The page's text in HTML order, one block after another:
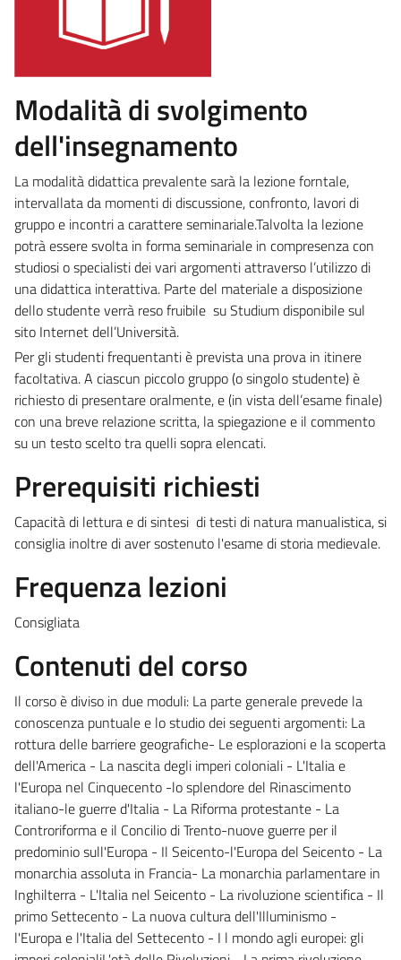
Modalità di svolgimento
dell'insegnamento
La modalità didattica prevalente sarà la lezione forntale,
intervallata da momenti di discussione, confronto, lavori di
gruppo e incontri a carattere seminariale.Talvolta la lezione
potrà essere svolta in forma seminariale in compresenza con
studiosi o specialisti dei vari argomenti attraverso l’utilizzo di
una didattica interattiva. Parte del materiale a disposizione
dello studente verrà reso fruibile su Studium disponibile sul
sito Internet dell’Università.
Per gli studenti frequentanti è prevista una prova in itinere
facoltativa. A ciascun piccolo gruppo (o singolo studente) è
richiesto di presentare oralmente, e (in vista dell’esame finale)
con una breve relazione scritta, la spiegazione e il commento
su un testo scelto tra quelli sopra elencati.
Prerequisiti richiesti
Capacità di lettura e di sintesi di testi di natura manualistica, si
consiglia inoltre di aver sostenuto l'esame di storia medievale.
Frequenza lezioni
Consigliata
Contenuti del corso
Il corso è diviso in due moduli: La parte generale prevede la
conoscenza puntuale e lo studio dei seguenti argomenti: La
rottura delle barriere geografiche- Le esplorazioni e la scoperta
dell'America - La nascita degli imperi coloniali - L'Italia e
l'Europa nel Cinquecento -lo splendore del Rinascimento
italiano-le guerre d'Italia - La Riforma protestante - La
Controriforma e il Concilio di Trento-nuove guerre per il
predominio sull'Europa - Il Seicento-l'Europa del Seicento - La
monarchia assoluta in Francia- La monarchia parlamentare in
Inghilterra - L'Italia nel Seicento - La rivoluzione scientifica - Il
primo Settecento - La nuova cultura dell'Illuminismo -
l'Europa e l'Italia del Settecento - I l mondo agli europei: gli